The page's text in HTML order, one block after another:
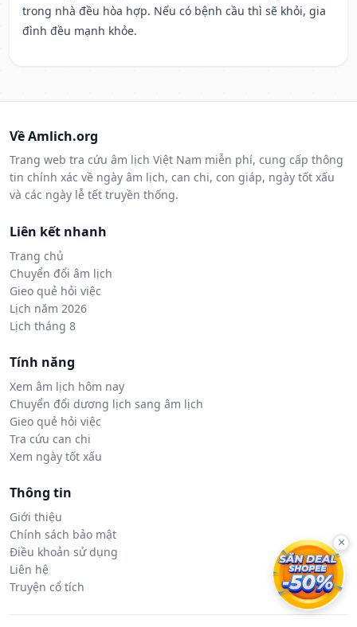
trong nhà đều hòa hợp. Nếu có bệnh cầu thì sẽ khỏi, gia
đình đều mạnh khỏe.
Về Amlich.org
Trang web tra cứu âm lịch Việt Nam miễn phí, cung cấp thông
tin chính xác về ngày âm lịch, can chi, con giáp, ngày tốt xấu
và các ngày lễ tết truyền thống.
Liên kết nhanh
Trang chủ
Chuyển đổi âm lịch
Gieo quẻ hỏi việc
Lịch năm 2026
Lịch tháng 8
Tính năng
Xem âm lịch hôm nay
Chuyển đổi dương lịch sang âm lịch
Gieo quẻ hỏi việc
Tra cứu can chi
Xem ngày tốt xấu
Thông tin
Giới thiệu
Chính sách bảo mật
Điều khoản sử dụng
Liên hệ
Truyện cổ tích
×